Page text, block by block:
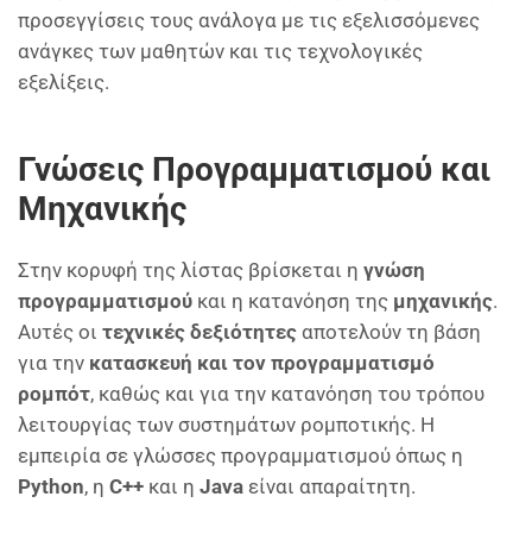
προσεγγίσεις τους ανάλογα με τις εξελισσόμενες
ανάγκες των μαθητών και τις τεχνολογικές
εξελίξεις.
Γνώσεις Προγραμματισμού και
Μηχανικής
Στην κορυφή της λίστας βρίσκεται η γνώση
προγραμματισμού και η κατανόηση της μηχανικής.
Αυτές οι τεχνικές δεξιότητες αποτελούν τη βάση
για την κατασκευή και τον προγραμματισμό
ρομπότ, καθώς και για την κατανόηση του τρόπου
λειτουργίας των συστημάτων ρομποτικής. Η
εμπειρία σε γλώσσες προγραμματισμού όπως η
Python, η C++ και η Java είναι απαραίτητη.